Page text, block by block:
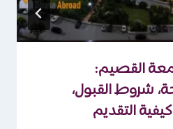
القصيم:
شروط القبول،
التقديم